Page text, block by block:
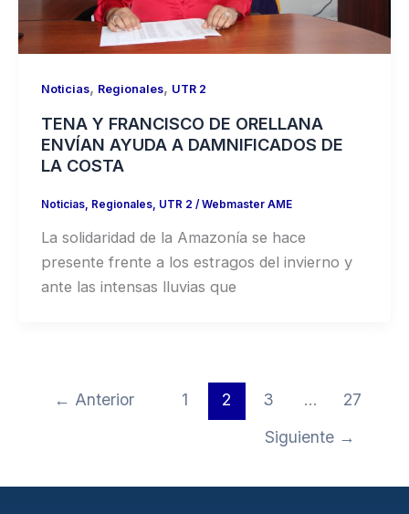
Noticias, Regionales, UTR 2
TENA Y FRANCISCO DE ORELLANA
ENVÍAN AYUDA A DAMNIFICADOS DE
LA COSTA
Noticias, Regionales, UTR 2 / Webmaster AME
La solidaridad de la Amazonía se hace
presente frente a los estragos del invierno y
ante las intensas lluvias que
← Anterior 1 2 3 …
27
Siguiente →